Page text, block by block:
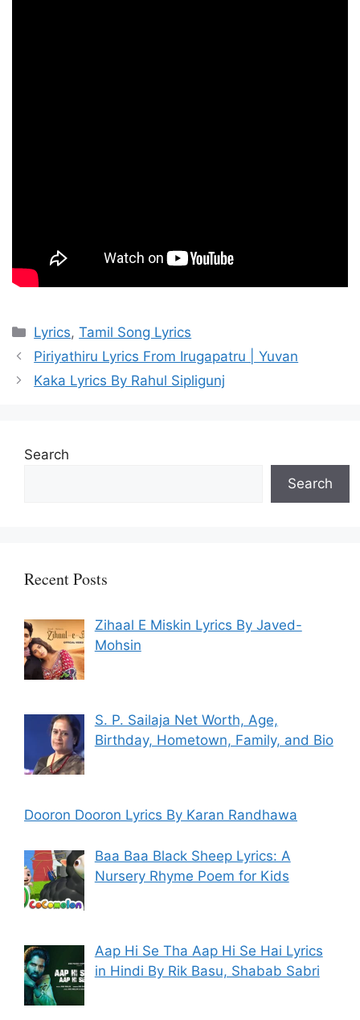
Categories
Lyrics,Tamil Song Lyrics
Piriyathiru Lyrics From Irugapatru | Yuvan
Kaka Lyrics By Rahul Sipligunj
Search
Search
Recent Posts
Zihaal E Miskin Lyrics By Javed-
Mohsin
S. P. Sailaja Net Worth, Age,
Birthday, Hometown, Family, and Bio
Dooron Dooron Lyrics By Karan Randhawa
Baa Baa Black Sheep Lyrics: A
Nursery Rhyme Poem for Kids
Aap Hi Se Tha Aap Hi Se Hai Lyrics
in Hindi By Rik Basu, Shabab Sabri